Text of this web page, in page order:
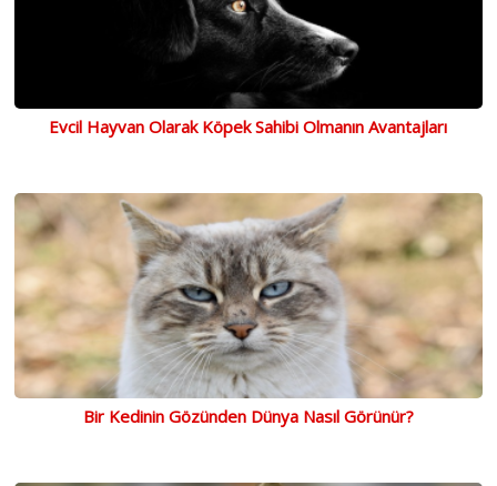
Evcil Hayvan Olarak Köpek Sahibi Olmanın Avantajları
Bir Kedinin Gözünden Dünya Nasıl Görünür?